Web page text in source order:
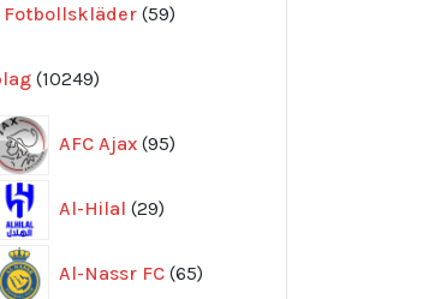
Fotbollskläder 59
produkter
10249
produkter
AFC Ajax 95
produkter
Al-Hilal 29
produkter
Al-Nassr FC 65
produkter